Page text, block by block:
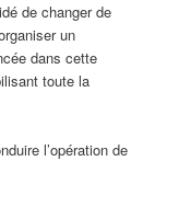
de changer de
un
dans cette
toute la
l’opération de